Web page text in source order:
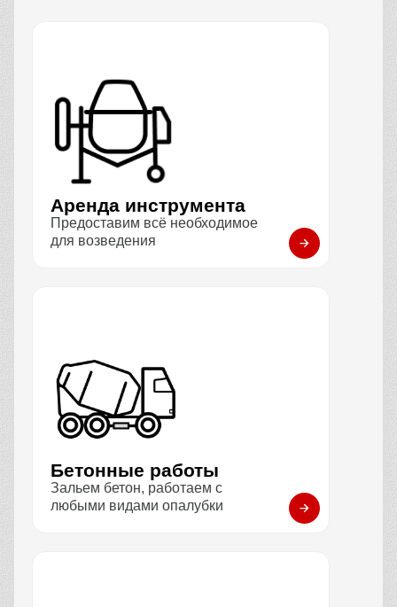
Аренда инструмента
Предоставим всё необходимое
для возведения
Бетонные работы
Зальем бетон, работаем с
любыми видами опалубки